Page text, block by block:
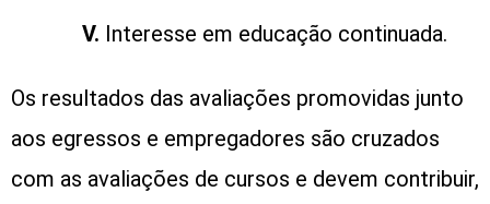
V. Interesse em educação continuada.
Os resultados das avaliações promovidas junto
aos egressos e empregadores são cruzados
com as avaliações de cursos e devem contribuir,